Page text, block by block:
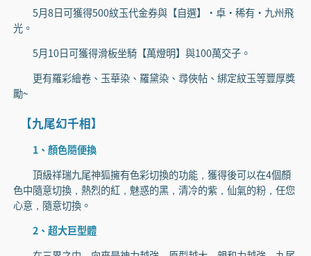
5月8日可獲得500紋玉代金券與【自選】·卓·稀有·九州飛
光。
5月10日可獲得滑板坐騎【萬燈明】與100萬交子。
更有羅彩繪卷、玉華染、羅黛染、尋俠帖、綁定紋玉等豐厚獎
勵~
【九尾幻千相】
1、顏色隨便換
頂級祥瑞九尾神狐擁有色彩切換的功能，獲得後可以在4個顏
色中隨意切換，熱烈的紅，魅惑的黑，清冷的紫，仙氣的粉，任您
心意，隨意切換。
2、超大巨型體